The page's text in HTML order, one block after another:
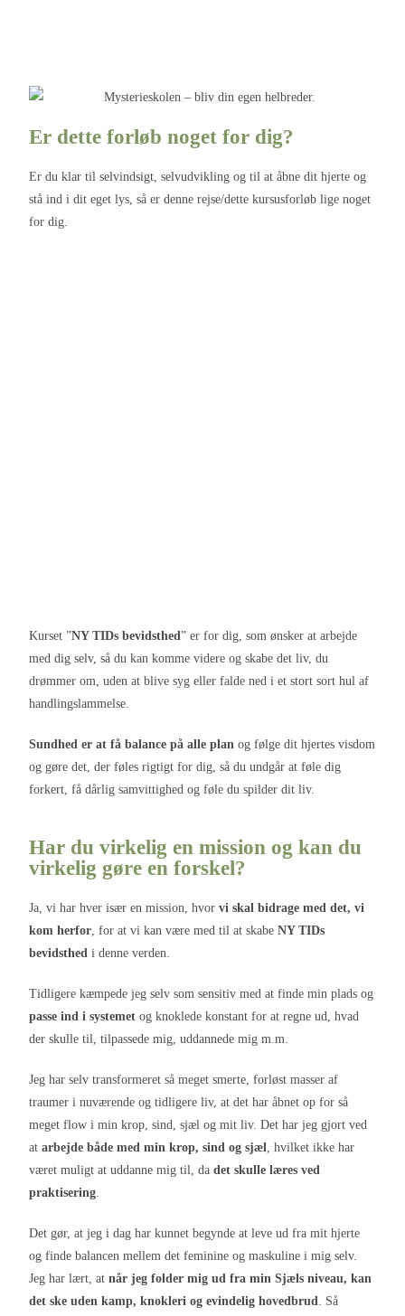
Er dette forløb noget for dig?
Er du klar til selvindsigt, selvudvikling og til at åbne dit hjerte og
stå ind i dit eget lys, så er denne rejse/dette kursusforløb lige noget
for dig.
Kurset ”NY TIDs bevidsthed” er for dig, som ønsker at arbejde
med dig selv, så du kan komme videre og skabe det liv, du
drømmer om, uden at blive syg eller falde ned i et stort sort hul af
handlingslammelse.
Sundhed er at få balance på alle plan og følge dit hjertes visdom
og gøre det, der føles rigtigt for dig, så du undgår at føle dig
forkert, få dårlig samvittighed og føle du spilder dit liv.
Har du virkelig en mission og kan du
virkelig gøre en forskel?
Ja, vi har hver især en mission, hvorvi skal bidrage med det, vi
kom herfor, for at vi kan være med til at skabeNY TIDs
bevidsthed i denne verden.
Tidligere kæmpede jeg selv som sensitiv med at finde min plads og
passe ind i systemet og knoklede konstant for at regne ud, hvad
der skulle til, tilpassede mig, uddannede mig m.m.
Jeg har selv transformeret så meget smerte, forløst masser af
traumer i nuværende og tidligere liv, at det har åbnet op for så
meget flow i min krop, sind, sjæl og mit liv. Det har jeg gjort ved
atarbejde både med min krop, sind og sjæl, hvilket ikke har
været muligt at uddanne mig til, dadet skulle læres ved
praktisering.
Det gør, at jeg i dag har kunnet begynde at leve ud fra mit hjerte
og finde balancen mellem det feminine og maskuline i mig selv.
Jeg har lært, atnår jeg folder mig ud fra min Sjæls niveau, kan
det ske uden kamp, knokleri og evindelig hovedbrud. Så